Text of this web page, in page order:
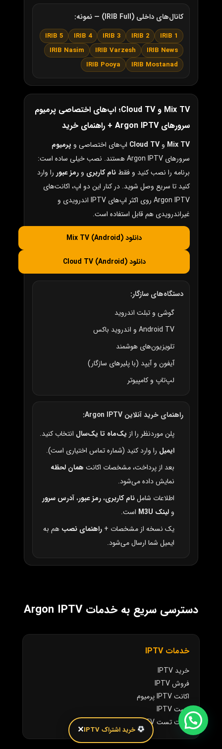
کانال‌های داخلی (IRIB Full) — نمونه:
IRIB 1
IRIB 2
IRIB 3
IRIB 4
IRIB 5
IRIB News
IRIB Varzesh
IRIB Nasim
IRIB Mostanad
IRIB Pooya
Mix TV و Cloud TV؛ اپ‌های اختصاصی پرمیوم
سرورهای Argon IPTV + راهنمای خرید
Mix TV و Cloud TV اپ‌های اختصاصی و پرمیوم
سرورهای Argon IPTV هستند. نصب خیلی ساده است:
برنامه را نصب کنید و فقط نام کاربری و رمز عبور را وارد
کنید تا سریع وصل شوید. در کنار این دو اپ، اکانت‌های
Argon IPTV روی اکثر اپ‌های IPTV اندرویدی و
غیراندرویدی هم قابل استفاده است.
دانلود Mix TV (Android)
دانلود Cloud TV (Android)
دستگاه‌های سازگار:
گوشی و تبلت اندروید
Android TV و اندروید باکس
تلویزیون‌های هوشمند
آیفون و آیپد (با پلیرهای سازگار)
لپ‌تاپ و کامپیوتر
راهنمای خرید آنلاین Argon IPTV:
پلن موردنظر را از یک‌ماه تا یک‌سال انتخاب کنید.
ایمیل را وارد کنید (شماره تماس اختیاری است).
بعد از پرداخت، مشخصات اکانت همان لحظه
نمایش داده می‌شود.
اطلاعات شاملنام کاربری،رمز عبور،آدرس سرور
و لینک M3U
است.
یک نسخه از مشخصات + راهنمای نصب هم به
ایمیل شما ارسال می‌شود.
دسترسی سریع به خدمات Argon IPTV
خدمات IPTV
خرید IPTV
فروش IPTV
اکانت IPTV پرمیوم
تست IPTV
اکانت تست IPTV
خرید اشتراک IPTV ✕